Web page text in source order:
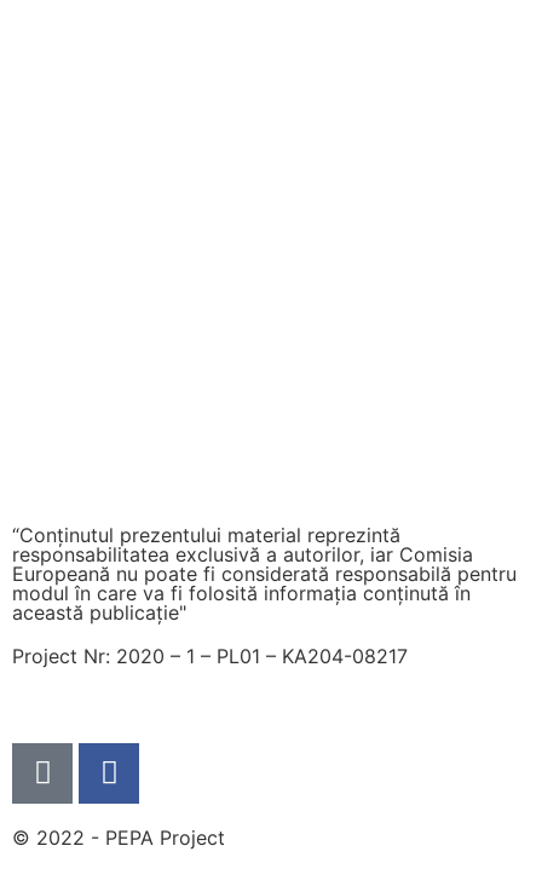
“Conținutul prezentului material reprezintă
responsabilitatea exclusivă a autorilor, iar Comisia
Europeană nu poate fi considerată responsabilă pentru
modul în care va fi folosită informația conținută în
această publicație"
Project Nr: 2020 – 1 – PL01 – KA204-08217
© 2022 - PEPA Project